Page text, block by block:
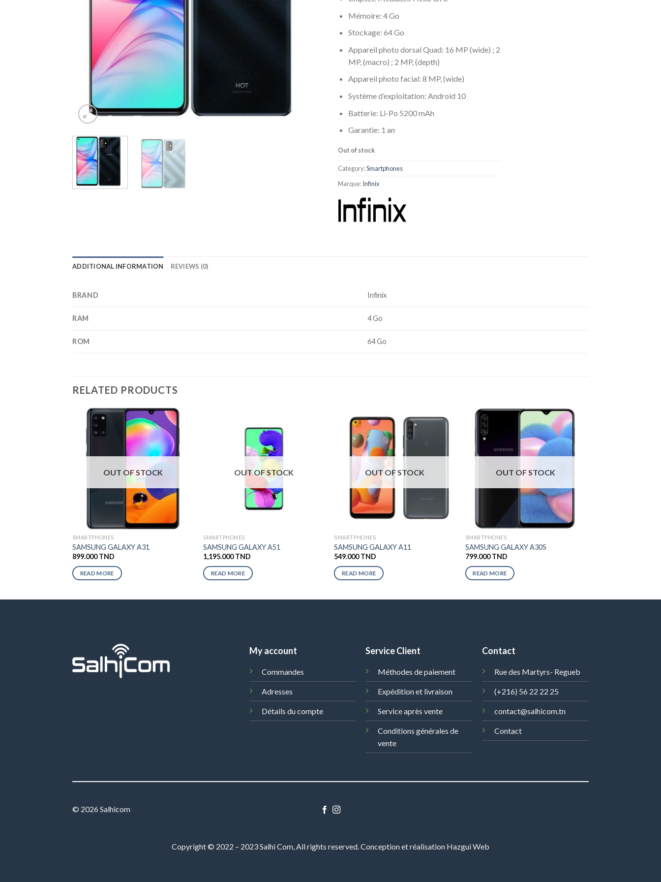
Mémoire: 4 Go
Stockage: 64 Go
Appareil photo dorsal Quad: 16 MP (wide) ; 2
MP, (macro) ; 2 MP, (depth)
Appareil photo facial: 8 MP, (wide)
Système d’exploitation: Android 10
Batterie: Li-Po 5200 mAh
Garantie: 1 an
Out of stock
Category:Smartphones
Marque:Infinix
ADDITIONAL INFORMATION REVIEWS (0)
BRAND Infinix
RAM 4 Go
ROM 64 Go
RELATED PRODUCTS
OUT OF STOCK
SMARTPHONES
SAMSUNG GALAXY A31
899.000TND
READ MORE
OUT OF STOCK
SMARTPHONES
SAMSUNG GALAXY A51
1,195.000TND
READ MORE
OUT OF STOCK
SMARTPHONES
SAMSUNG GALAXY A11
549.000TND
READ MORE
OUT OF STOCK
SMARTPHONES
SAMSUNG GALAXY A30S
799.000TND
READ MORE
My account
Commandes
Adresses
Détails du compte
Service Client
Méthodes de paiement
Expédition et livraison
Service après vente
Conditions générales de
vente
Contact
Rue des Martyrs- Regueb
(+216) 56 22 22 25
contact@salhicom.tn
Contact
© 2026 Salhicom
Copyright © 2022 – 2023 Salhi Com, All rights reserved. Conception et réalisation Hazgui Web